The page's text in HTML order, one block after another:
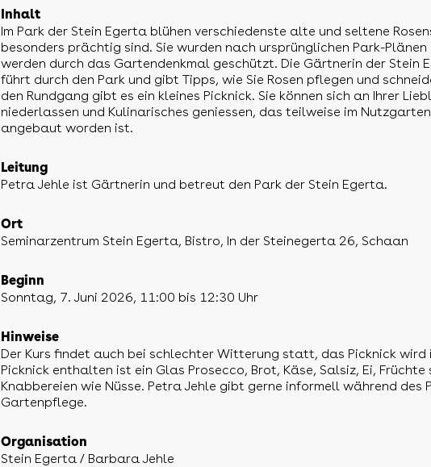
Inhalt
Im Park der Stein Egerta blühen verschiedenste alte und seltene
besonders prächtig sind. Sie wurden nach ursprünglichen Park-
werden durch das Gartendenkmal geschützt. Die Gärtnerin der Stein
führt durch den Park und gibt Tipps, wie Sie Rosen pflegen und
den Rundgang gibt es ein kleines Picknick. Sie können sich an Ihrer
niederlassen und Kulinarisches geniessen, das teilweise im
angebaut worden ist.
Leitung
Petra Jehle ist Gärtnerin und betreut den Park der Stein Egerta.
Ort
Seminarzentrum Stein Egerta, Bistro, In der Steinegerta 26, Schaan
Beginn
Sonntag, 7. Juni 2026, 11:00 bis 12:30 Uhr
Hinweise
Der Kurs findet auch bei schlechter Witterung statt, das Picknick wird
Picknick enthalten ist ein Glas Prosecco, Brot, Käse, Salsiz, Ei, Früchte
Knabbereien wie Nüsse. Petra Jehle gibt gerne informell während des
Gartenpflege.
Organisation
Stein Egerta / Barbara Jehle